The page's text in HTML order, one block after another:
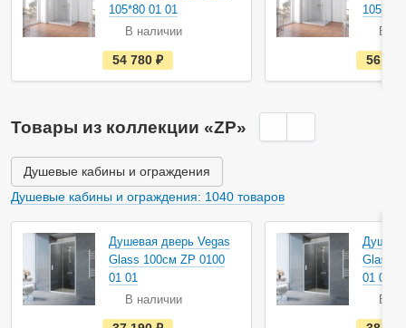
105*80 01 01
В наличии
е
с
т
а
и
ч
и
и
54 780
105*80
В
56
Товары из коллекции «ZP»
Душевые кабины и ограждения
Душевые кабины и ограждения: 1040 товаров
Душевая дверь Vegas
Glass 100см ZP 0100
01 01
В наличии
е
Glass
01 01
В